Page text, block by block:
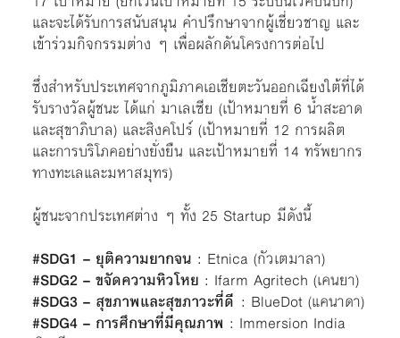
และจะได้รับการสนับสนุน คำปรึกษาจากผู้เชี่ยวชาญ และ
เข้าร่วมกิจกรรมต่าง ๆ เพื่อผลักดันโครงการต่อไป
ซึ่งสำหรับประเทศจากภูมิภาคเอเชียตะวันออกเฉียงใต้ที่ได้
รับรางวัลผู้ชนะ ได้แก่ มาเลเซีย (เป้าหมายที่ 6 น้ำสะอาด
และสุขาภิบาล) และสิงคโปร์ (เป้าหมายที่ 12 การผลิต
และการบริโภคอย่างยั่งยืน และเป้าหมายที่ 14 ทรัพยากร
ทางทะเลและมหาสมุทร)
ผู้ชนะจากประเทศต่าง ๆ ทั้ง 25 Startup มีดังนี้
#SDG1 – ยุติความยากจน : Etnica (กัวเตมาลา)
#SDG2 – ขจัดความหิวโหย : Ifarm Agritech (เคนยา)
#SDG3 – สุขภาพและสุขภาวะที่ดี : BlueDot (แคนาดา)
#SDG4 – การศึกษาที่มีคุณภาพ : Immersion India